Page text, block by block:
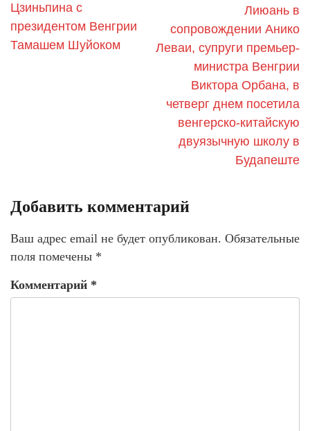
Цзиньпина с
президентом Венгрии
Тамашем Шуйоком
Лиюань в
сопровождении Анико
Леваи, супруги премьер-
министра Венгрии
Виктора Орбана, в
четверг днем посетила
венгерско-китайскую
двуязычную школу в
Будапеште
Добавить комментарий
Ваш адрес email не будет опубликован. Обязательные
поля помечены *
Комментарий *